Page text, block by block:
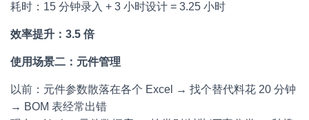
耗时：15 分钟录入 + 3 小时设计 = 3.25 小时
效率提升：3.5 倍
使用场景二：元件管理
以前：元件参数散落在各个 Excel → 找个替代料花 20 分钟
→ BOM 表经常出错